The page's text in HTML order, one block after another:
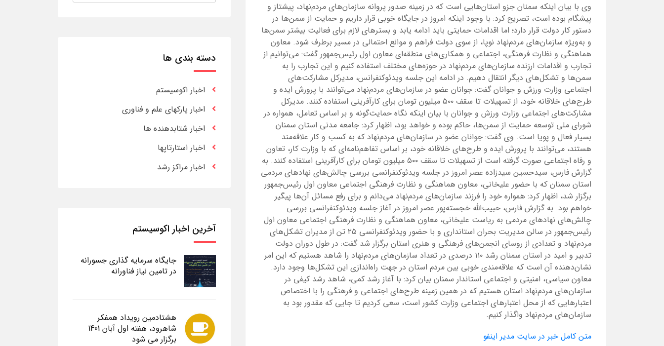
وی با بیان اینکه سمنان جزو استان‌هایی است که در زمینه صدور پروانه سازمان‌های مردم‌نهاد، پیشتاز و
پیشگام بوده است، تصریح کرد: با وجود اینکه امروز در جایگاه خوبی قرار داریم و حمایت از سمن‌ها در
دستور کار دولت قرار دارد؛ اما اقدامات حمایتی باید ادامه یابد و بسترهای لازم برای فعالیت بیشتر سمن‌ها
و به‌ویژه سازمان‌های مردم‌نهاد نوپا، از سوی دولت فراهم و موانع احتمالی در مسیر برطرف شود. معاون
هماهنگی و نظارت فرهنگی، اجتماعی و همکاری‌های منطقه‌ای معاون اول رئیس‌جمهور گفت: می‌توانیم از
تجارب و اقدامات ارزنده سازمان‌های مردم‌نهاد در حوزه‌های مختلف استفاده کنیم و این تجارب را به
سمن‌ها و تشکل‌های دیگر انتقال دهیم. در ادامه این جلسه ویدئوکنفرانس، مدیرکل مشارکت‌های
اجتماعی وزارت ورزش و جوانان گفت: جوانان عضو در سازمان‌های مردم‌نهاد می‌توانند با پرورش ایده و
طرح‌های خلاقانه خود، از تسهیلات تا سقف ۵۰۰ میلیون تومان برای کارآفرینی استفاده کنند. مدیرکل
مشارکت‌های اجتماعی وزارت ورزش و جوانان با بیان اینکه نگاه حمایت‌گونه و بر اساس تعامل، همواره در
شورای ملی توسعه حمایت از سمن‌ها، حاکم بوده و خواهد بود، اظهار کرد: جامعه مدنی استان سمنان
بسیار فعال و پویا است. وی گفت: جوانان عضو در سازمان‌های مردم‌نهاد که به کسب و کار علاقه‌مند
هستند، می‌توانند با پرورش ایده و طرح‌های خلاقانه خود، بر اساس تفاهم‌نامه‌ای که با وزارت کار، تعاون
و رفاه اجتماعی صورت گرفته است از تسهیلات تا سقف ۵۰۰ میلیون تومان برای کارآفرینی استفاده کنند. به
گزارش فارس، سیدحسین سیدزاده عصر امروز در جلسه ویدئوکنفرانسی بررسی چالش‌های نهادهای مردمی
استان سمنان که با حضور علیخانی، معاون هماهنگی و نظارت فرهنگی اجتماعی معاون اول رئیس‌جمهور
برگزار شد، اظهار کرد: همواره خود را فرزند سازمان‌های مردم‌نهاد می‌دانم و برای رفع مسائل آن‌ها پیگیر
خواهم بود. به گزارش فارس، حبیب‌الله خجسته‌پور عصر امروز در آغاز جلسه ویدئوکنفرانسی بررسی
چالش‌های نهادهای مردمی به ریاست علیخانی، معاون هماهنگی و نظارت فرهنگی اجتماعی معاون اول
رئیس‌جمهور در سالن مدیریت بحران استانداری و با حضور ویدئوکنفرانسی ۲۵ تن از مدیران تشکل‌های
مردم‌نهاد و تعدادی از روسای انجمن‌های فرهنگی و هنری استان برگزار شد گفت: در طول دوران دولت
تدبیر و امید در استان سمنان رشد ۱۱۰ درصدی در تعداد سازمان‌های مردم‌نهاد را شاهد هستیم که این امر
نشان‌دهنده آن است که علاقه‌مندی خوبی بین مردم استان در جهت راه‌اندازی این تشکل‌ها وجود دارد.
معاون سیاسی، امنیتی و اجتماعی استاندار سمنان بیان کرد: با آغاز رشد کمی، شاهد رشد کیفی در
سازمان‌های مردم‌نهاد استان هستیم که در همین زمینه طرح‌های اجتماعی و فرهنگی را با اختصاص
اعتبارهایی که از محل اعتبارهای اجتماعی وزارت کشور است، سعی کردیم تا جایی که مقدور بود به
سازمان‌های مردم‌نهاد واگذار کنیم.
متن کامل خبر در سایت مدیر اینفو
دسته بندی ها
اخبار اکوسیستم
اخبار پارکهای علم و فناوری
اخبار شتابدهنده ها
اخبار استارتاپها
اخبار مراکز رشد
آخرین اخبار اکوسیستم
جایگاه سرمایه گذاری جسورانه
در تامین نیاز فناورانه
هشتادمین رویداد همفکر
شاهرود، هفته اول آبان 1401
برگزار می شود